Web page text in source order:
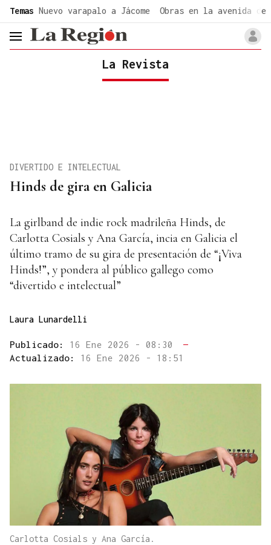
Temas Nuevo varapalo a Jácome Obras en la avenida de
header.menu.open
La Revista
Hinds de gira en Galicia
DIVERTIDO E INTELECTUAL
La girlband de indie rock madrileña Hinds, de
Carlotta Cosials y Ana García, incia en Galicia el
último tramo de su gira de presentación de “¡Viva
Hinds!”, y pondera al público gallego como
“divertido e intelectual”
Laura Lunardelli
Publicado: 16 Ene 2026 - 08:30
—
Actualizado: 16 Ene 2026 - 18:51
Carlotta Cosials y Ana García.